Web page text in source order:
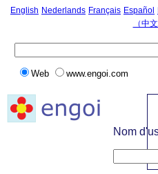
English Nederlands Français Español
（中
Web www.engoi.com
Nom